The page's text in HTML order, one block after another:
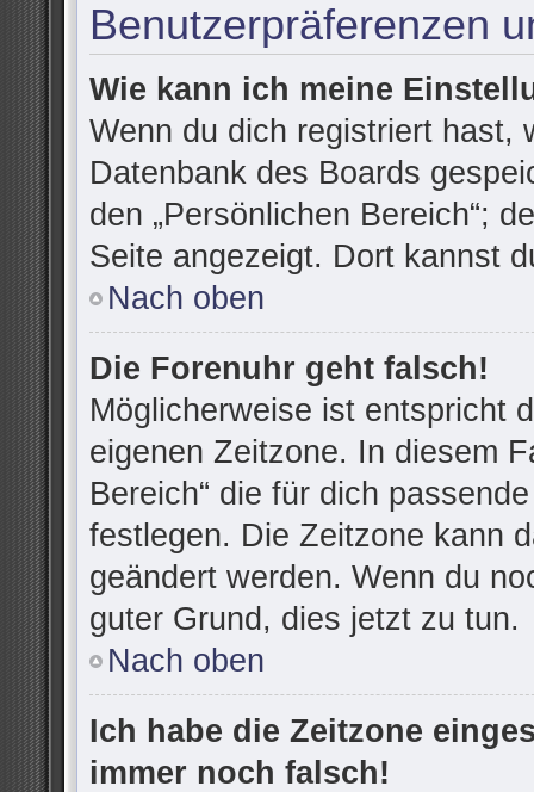
Benutzerpräferenzen
Wie kann ich meine
Wenn du dich registriert hast,
Datenbank des Boards
den „Persönlichen Bereich“;
Seite angezeigt. Dort kannst
Nach oben
Die Forenuhr geht falsch!
Möglicherweise ist entspricht
eigenen Zeitzone. In diesem
Bereich“ die für dich
festlegen. Die Zeitzone kann
geändert werden. Wenn du
guter Grund, dies jetzt zu tun.
Nach oben
Ich habe die Zeitzone
immer noch falsch!